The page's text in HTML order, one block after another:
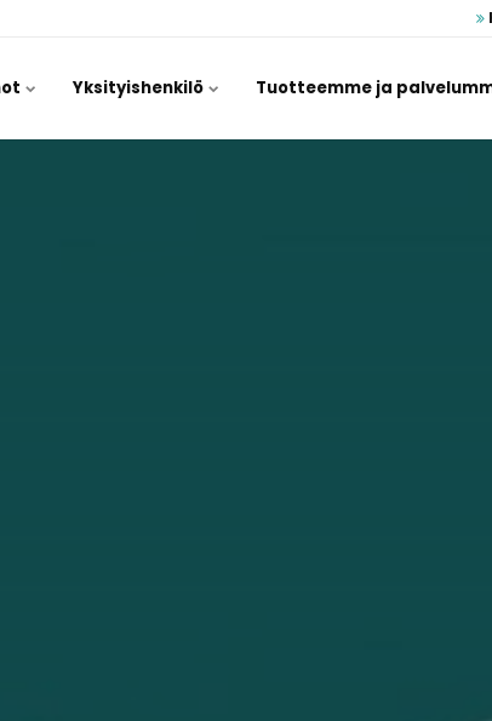
Yksityishenkilö Tuotteemme ja